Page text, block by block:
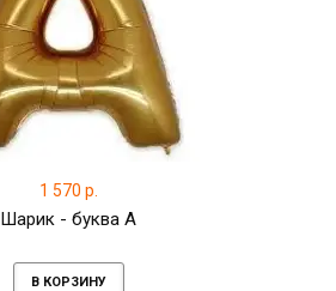
1 570 р.
Шарик - буква А
В КОРЗИНУ